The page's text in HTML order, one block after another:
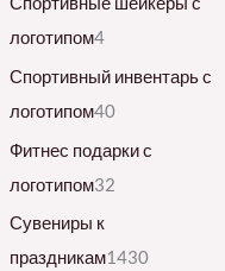
логотипом4
Спортивный инвентарь с
логотипом40
Фитнес подарки с
логотипом32
Сувениры к
праздникам1430